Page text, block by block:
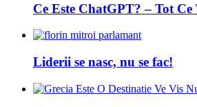
Ce Este ChatGPT? – Tot
Liderii se nasc, nu se fac!